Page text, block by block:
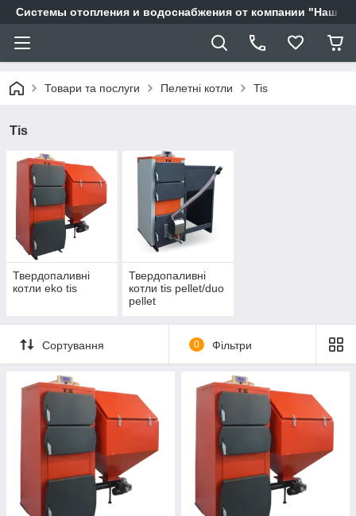
Системы отопления и водоснабжения от компании "Наш
Товари та послуги Пелетні котли Tis
Tis
Твердопаливні
котли eko tis
Твердопаливні
котли tis pellet/duo
pellet
Сортування 0 Фільтри